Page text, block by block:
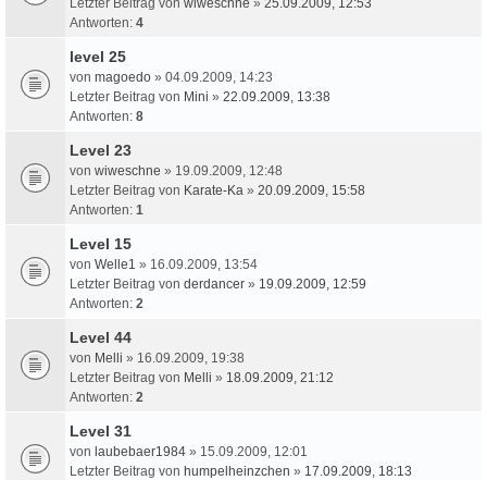
Letzter Beitrag von wiweschne » 25.09.2009, 12:53
Antworten: 4
level 25
von magoedo » 04.09.2009, 14:23
Letzter Beitrag von Mini » 22.09.2009, 13:38
Antworten: 8
Level 23
von wiweschne » 19.09.2009, 12:48
Letzter Beitrag von Karate-Ka » 20.09.2009, 15:58
Antworten: 1
Level 15
von Welle1 » 16.09.2009, 13:54
Letzter Beitrag von derdancer » 19.09.2009, 12:59
Antworten: 2
Level 44
von Melli » 16.09.2009, 19:38
Letzter Beitrag von Melli » 18.09.2009, 21:12
Antworten: 2
Level 31
von laubebaer1984 » 15.09.2009, 12:01
Letzter Beitrag von humpelheinzchen » 17.09.2009, 18:13